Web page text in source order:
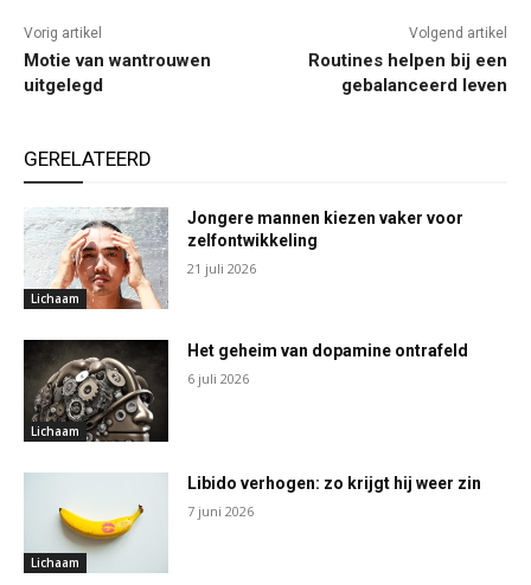
Vorig artikel
Motie van wantrouwen
uitgelegd
Volgend artikel
Routines helpen bij een
gebalanceerd leven
GERELATEERD
Lichaam
Jongere mannen kiezen vaker voor
zelfontwikkeling
21 juli 2026
Lichaam
Het geheim van dopamine ontrafeld
6 juli 2026
Lichaam
Libido verhogen: zo krijgt hij weer zin
7 juni 2026